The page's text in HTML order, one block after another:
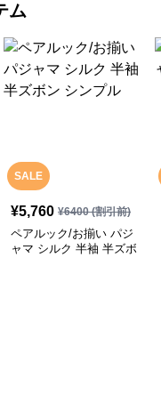
ム
SALE
¥5,760 ¥6400(割引前)
ペアルック/お揃い パジ
ャマ シルク 半袖 半ズボ